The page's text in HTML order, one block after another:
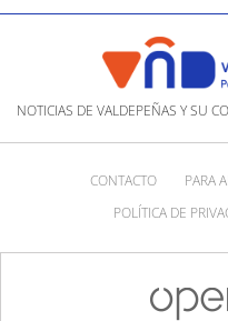
NOTICIAS DE VALDEPEÑAS Y SU
CONTACTO PARA
POLÍTICA DE